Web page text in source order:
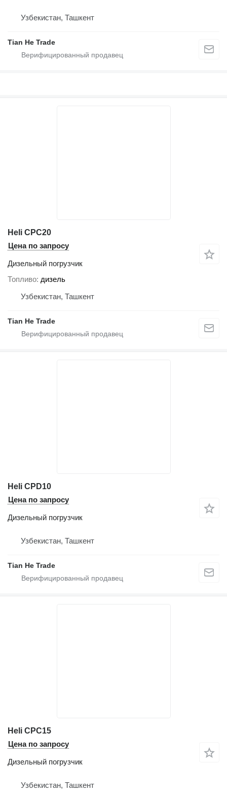
Узбекистан, Ташкент
Tian He Trade
Heli CPC20
Цена по запросу
Дизельный погрузчик
Топливо дизель
Узбекистан, Ташкент
Tian He Trade
Heli CPD10
Цена по запросу
Дизельный погрузчик
Узбекистан, Ташкент
Tian He Trade
Heli CPC15
Цена по запросу
Дизельный погрузчик
Узбекистан, Ташкент